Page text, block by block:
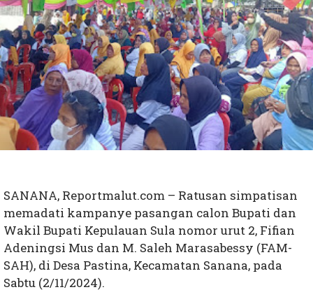
SANANA, Reportmalut.com – Ratusan simpatisan
memadati kampanye pasangan calon Bupati dan
Wakil Bupati Kepulauan Sula nomor urut 2, Fifian
Adeningsi Mus dan M. Saleh Marasabessy (FAM-
SAH), di Desa Pastina, Kecamatan Sanana, pada
Sabtu (2/11/2024).